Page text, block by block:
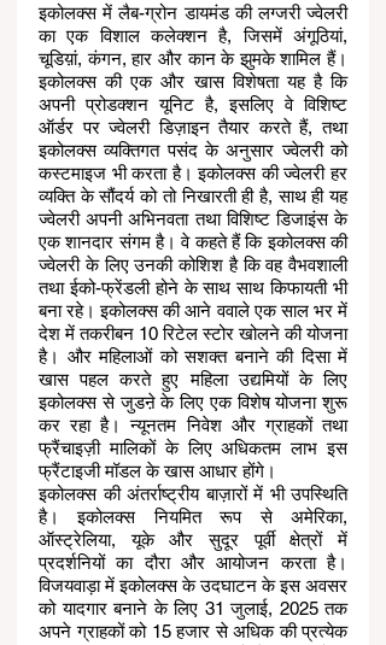
इकोलक्स में लैब-ग्रोन डायमंड की लग्जरी ज्वेलरी
का एक विशाल कलेक्शन है, जिसमें अंगूठियां,
चूडिय़ां, कंगन, हार और कान के झुमके शामिल हैं।
इकोलक्स की एक और खास विशेषता यह है कि
अपनी प्रोडक्शन यूनिट है, इसलिए वे विशिष्ट
ऑर्डर पर ज्वेलरी डिज़ाइन तैयार करते हैं, तथा
इकोलक्स व्यक्तिगत पसंद के अनुसार ज्वेलरी को
कस्टमाइज भी करता है। इकोलक्स की ज्वेलरी हर
व्यक्ति के सौंदर्य को तो निखारती ही है, साथ ही यह
ज्वेलरी अपनी अभिनवता तथा विशिष्ट डिजाइंस के
एक शानदार संगम है। वे कहते हैं कि इकोलक्स की
ज्वेलरी के लिए उनकी कोशिश है कि वह वैभवशाली
तथा ईको-फ्रेंडली होने के साथ साथ किफायती भी
बना रहे। इकोलक्स की आने ववाले एक साल भर में
देश में तकरीबन 10 रिटेल स्टोर खोलने की योजना
है। और महिलाओं को सशक्त बनाने की दिसा में
खास पहल करते हुए महिला उद्यमियों के लिए
इकोलक्स से जुडऩे के लिए एक विशेष योजना शुरू
कर रहा है। न्यूनतम निवेश और ग्राहकों तथा
फ्रैंचाइज़ी मालिकों के लिए अधिकतम लाभ इस
फ्रैंटाइजी मॉडल के खास आधार होंगे।
इकोलक्स की अंतर्राष्ट्रीय बाज़ारों में भी उपस्थिति
है। इकोलक्स नियमित रूप से अमेरिका,
ऑस्ट्रेलिया, यूके और सुदूर पूर्वी क्षेत्रों में
प्रदर्शनियों का दौरा और आयोजन करता है।
विजयवाड़ा में इकोलक्स के उदघाटन के इस अवसर
को यादगार बनाने के लिए 31 जुलाई, 2025 तक
अपने ग्राहकों को 15 हजार से अधिक की प्रत्येक